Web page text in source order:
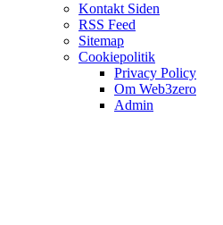
Kontakt Siden
RSS Feed
Sitemap
Cookiepolitik
Privacy Policy
Om Web3zero
Admin